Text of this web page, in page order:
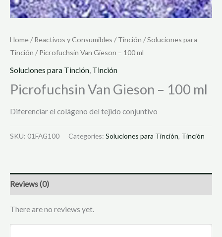
Home/Reactivos y Consumibles /Tinción /Soluciones para
Tinción / Picrofuchsin Van Gieson – 100 ml
Soluciones para Tinción Tinción
Picrofuchsin Van Gieson – 100 ml
Diferenciar el colágeno del tejido conjuntivo
SKU: 01FAG100 Categories: Soluciones para Tinción, Tinción
Reviews (0)
There are no reviews yet.